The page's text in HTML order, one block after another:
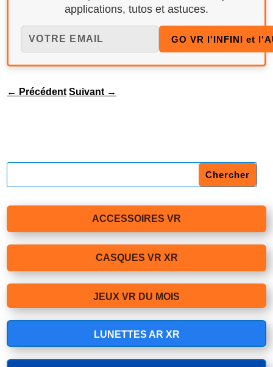
applications, tutos et astuces.
← Précédent Suivant →
ACCESSOIRES VR
CASQUES VR XR
JEUX VR DU MOIS
LUNETTES AR XR